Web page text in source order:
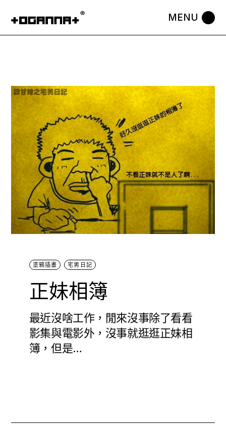
塗鴉插畫 宅男日記
正妹相簿
最近沒啥工作，閒來沒事除了看看
影集與電影外，沒事就逛逛正妹相
簿，但是…